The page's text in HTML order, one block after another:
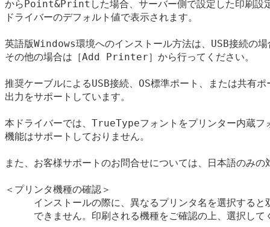
からPoint&Printした場合、サーバー側で設定した印刷設
ドライバーのデフォルト値で表示されます。
英語版Windows環境へのインストール方法は、USB接続の
その他の場合は［Add Printer］から行ってください。
推奨ケーブルによるUSB接続、OS標準ポート、または共有ポ
出力をサポートしています。
本ドライバーでは、TrueTypeフォントをプリンター内蔵フ
機能はサポートしておりません。
また、お客様サポートのお問合せについては、日本語のみの
＜プリンタ機種の確認＞
インストールの際に、異なるプリンタ名を選択すると
できません。印刷される機種をご確認の上、選択して